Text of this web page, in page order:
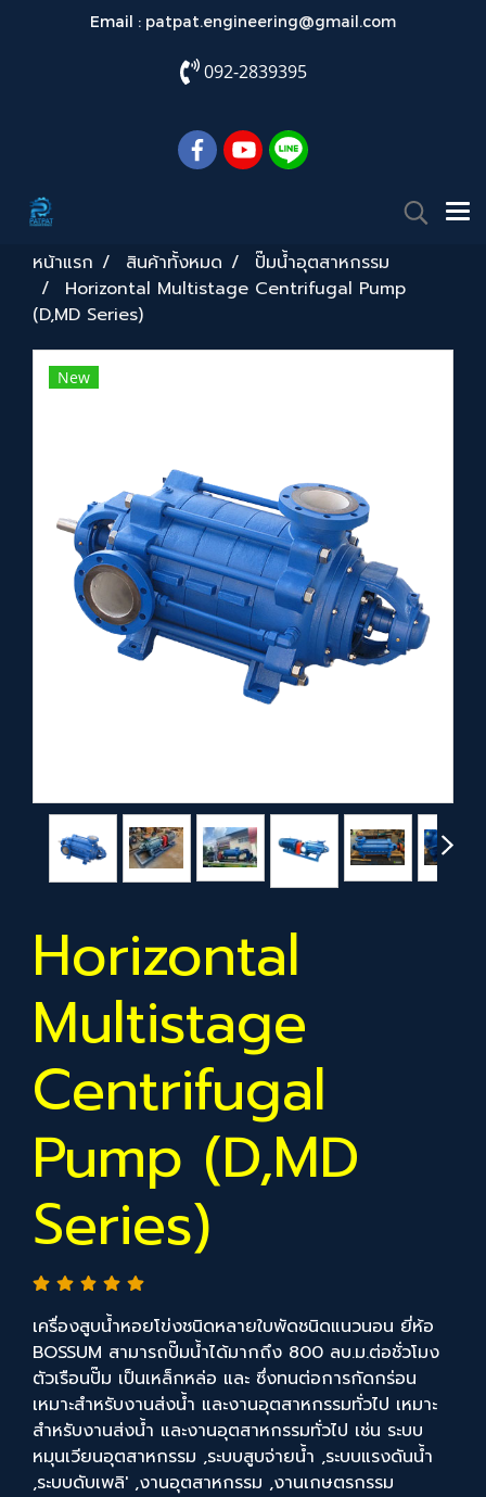
Email : patpat.engineering@gmail.com
092-2839395
หน้าแรก สินค้าทั้งหมด
ปั๊มน้ำอุตสาหกรรม
Horizontal Multistage Centrifugal Pump
(D,MD Series)
New
Horizontal
Multistage
Centrifugal
Pump (D,MD
Series)
เครื่องสูบน้ำหอยโข่งชนิดหลายใบพัดชนิดแนวนอน ยี่ห้อ
BOSSUM สามารถปั๊มน้ำได้มากถึง 800 ลบ.ม.ต่อชั่วโมง
ตัวเรือนปั๊ม เป็นเหล็กหล่อ และ ซึ่งทนต่อการกัดกร่อน
เหมาะสำหรับงานส่งน้ำ และงานอุตสาหกรรมทั่วไป เหมาะ
สำหรับงานส่งน้ำ และงานอุตสาหกรรมทั่วไป เช่น ระบบ
หมุนเวียนอุตสาหกรรม ,ระบบสูบจ่ายน้ำ ,ระบบแรงดันน้ำ
,ระบบดับเพลิ' ,งานอุตสาหกรรม ,งานเกษตรกรรม